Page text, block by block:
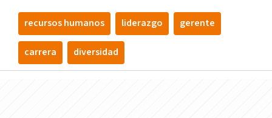
recursos humanos liderazgo gerente
carrera diversidad